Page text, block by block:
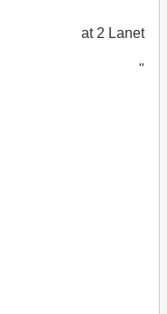
at 2 Lanet
"